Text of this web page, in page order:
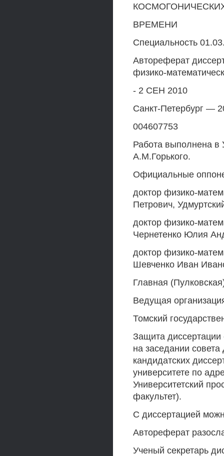
ВРЕМЕНИ
Специальность
Автореферат
физико-
- 2 СЕН 2010
Санкт-Петербург —
004607753
Работа выполнена в
А.М.Горького.
Официальные
доктор физико-
Петрович,
доктор физико-
Чернетенко Юлия
доктор физико-
Шевченко Иван
Главная
Ведущая
Томский
Защита диссертации
на заседании
кандидатских
университете по
Университетский
факультет).
С диссертацией
Автореферат
Ученый секретарь